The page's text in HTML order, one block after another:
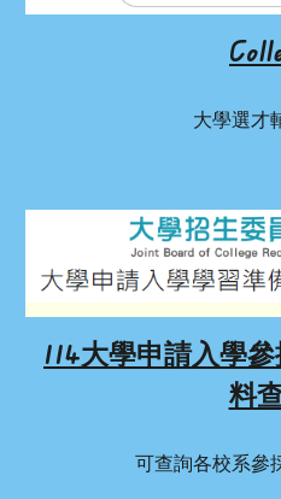
大學選才
114大學申請入學
料
可查詢各校系參